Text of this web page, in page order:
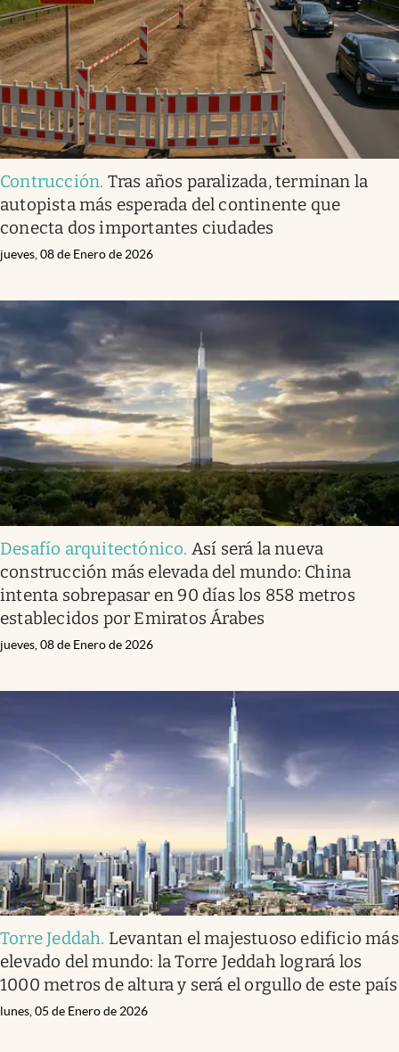
Contrucción. Tras años paralizada, terminan la
autopista más esperada del continente que
conecta dos importantes ciudades
jueves, 08 de Enero de 2026
Desafío arquitectónico. Así será la nueva
construcción más elevada del mundo: China
intenta sobrepasar en 90 días los 858 metros
establecidos por Emiratos Árabes
jueves, 08 de Enero de 2026
Torre Jeddah. Levantan el majestuoso edificio más
elevado del mundo: la Torre Jeddah logrará los
1000 metros de altura y será el orgullo de este país
lunes, 05 de Enero de 2026